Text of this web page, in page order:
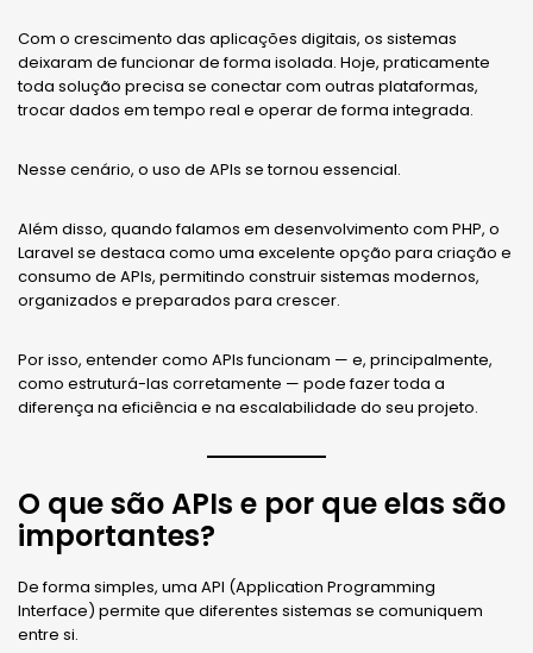
Com o crescimento das aplicações digitais, os sistemas
deixaram de funcionar de forma isolada. Hoje, praticamente
toda solução precisa se conectar com outras plataformas,
trocar dados em tempo real e operar de forma integrada.
Nesse cenário, o uso de APIs se tornou essencial.
Além disso, quando falamos em desenvolvimento com PHP, o
Laravel se destaca como uma excelente opção para criação e
consumo de APIs, permitindo construir sistemas modernos,
organizados e preparados para crescer.
Por isso, entender como APIs funcionam — e, principalmente,
como estruturá-las corretamente — pode fazer toda a
diferença na eficiência e na escalabilidade do seu projeto.
O que são APIs e por que elas são
importantes?
De forma simples, uma API (Application Programming
Interface) permite que diferentes sistemas se comuniquem
entre si.